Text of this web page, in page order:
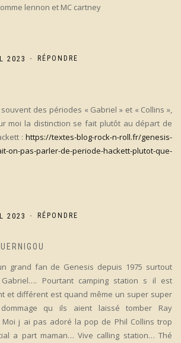
lennon et MC cartney
2023 - RÉPONDRE
des périodes « Gabriel » et « Collins »,
moi la distinction se fait plutôt au départ de
: https://textes-blog-rock-n-roll.fr/genesis-
on-pas-parler-de-periode-hackett-plutot-que-
2023 - RÉPONDRE
grand fan de Genesis depuis 1975 surtout
Pourtant camping station s il est
et différent est quand même un super super
dommage qu ils aient laissé tomber Ray
j ai pas adoré la pop de Phil Collins trop
a part maman… Vive calling station… Thé